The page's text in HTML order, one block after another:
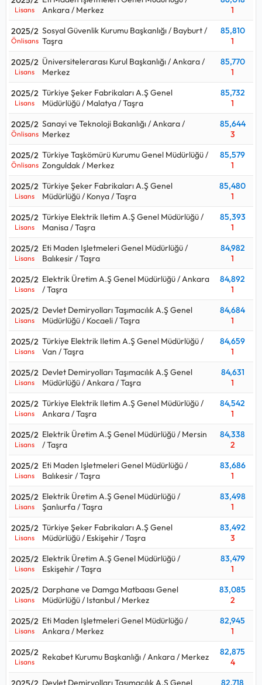
Lisans
Ankara / Merkez
1
2025/2
Önlisans
Sosyal Güvenlik Kurumu Başkanlığı / Bayburt /
Taşra
85,810
1
2025/2
Lisans
Üniversitelerarası Kurul Başkanlığı / Ankara /
Merkez
85,770
1
2025/2
Lisans
Türkiye Şeker Fabrikaları A.Ş Genel
Müdürlüğü / Malatya / Taşra
85,732
1
2025/2
Önlisans
Sanayi ve Teknoloji Bakanlığı / Ankara /
Merkez
85,644
3
2025/2
Önlisans
Türkiye Taşkömürü Kurumu Genel Müdürlüğü /
Zonguldak / Merkez
85,579
1
2025/2
Lisans
Türkiye Şeker Fabrikaları A.Ş Genel
Müdürlüğü / Konya / Taşra
85,480
1
2025/2
Lisans
Türkiye Elektrik Iletim A.Ş Genel Müdürlüğü /
Manisa / Taşra
85,393
1
2025/2
Lisans
Eti Maden Işletmeleri Genel Müdürlüğü /
Balıkesir / Taşra
84,982
1
2025/2
Lisans
Elektrik Üretim A.Ş Genel Müdürlüğü / Ankara
/ Taşra
84,892
1
2025/2
Lisans
Devlet Demiryolları Taşımacılık A.Ş Genel
Müdürlüğü / Kocaeli / Taşra
84,684
1
2025/2
Lisans
Türkiye Elektrik Iletim A.Ş Genel Müdürlüğü /
Van / Taşra
84,659
1
2025/2
Lisans
Devlet Demiryolları Taşımacılık A.Ş Genel
Müdürlüğü / Ankara / Taşra
84,631
1
2025/2
Lisans
Türkiye Elektrik Iletim A.Ş Genel Müdürlüğü /
Ankara / Taşra
84,542
1
2025/2
Lisans
Elektrik Üretim A.Ş Genel Müdürlüğü / Mersin
/ Taşra
84,338
2
2025/2
Lisans
Eti Maden Işletmeleri Genel Müdürlüğü /
Balıkesir / Taşra
83,686
1
2025/2
Lisans
Elektrik Üretim A.Ş Genel Müdürlüğü /
Şanlıurfa / Taşra
83,498
1
2025/2
Lisans
Türkiye Şeker Fabrikaları A.Ş Genel
Müdürlüğü / Eskişehir / Taşra
83,492
3
2025/2
Lisans
Elektrik Üretim A.Ş Genel Müdürlüğü /
Eskişehir / Taşra
83,479
1
2025/2
Lisans
Darphane ve Damga Matbaası Genel
Müdürlüğü / Istanbul / Merkez
83,085
2
2025/2
Lisans
Eti Maden Işletmeleri Genel Müdürlüğü /
Ankara / Merkez
82,945
1
2025/2
Lisans Rekabet Kurumu Başkanlığı / Ankara / Merkez
82,875
4
Devlet Demiryolları Taşımacılık A.Ş Genel 82,718